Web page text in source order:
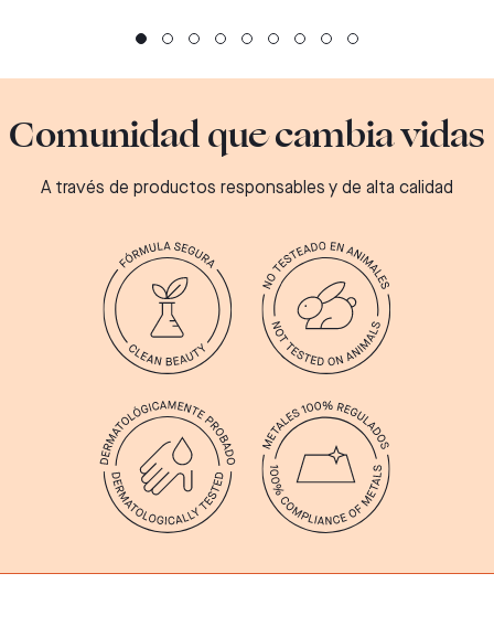
Comunidad que cambia vidas
A través de productos responsables y de alta calidad